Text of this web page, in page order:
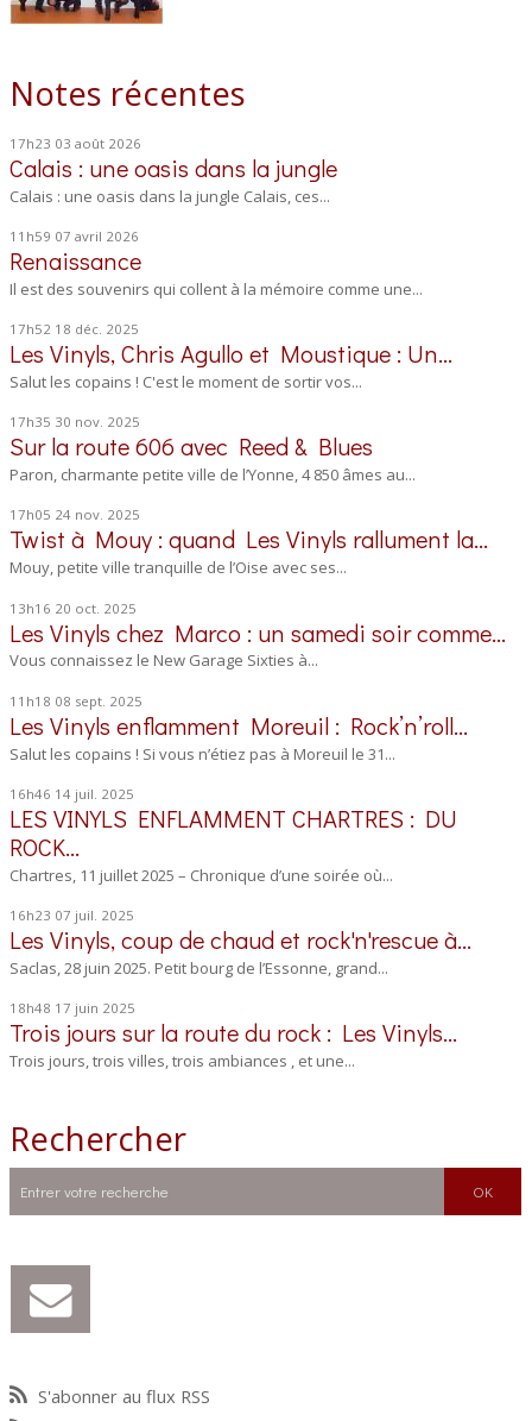
Notes récentes
17h23 03 août 2026
Calais : une oasis dans la jungle
Calais : une oasis dans la jungle Calais, ces...
11h59 07 avril 2026
Renaissance
Il est des souvenirs qui collent à la mémoire comme une...
17h52 18 déc. 2025
Les Vinyls, Chris Agullo et Moustique : Un...
Salut les copains ! C'est le moment de sortir vos...
17h35 30 nov. 2025
Sur la route 606 avec Reed & Blues
Paron, charmante petite ville de l’Yonne, 4 850 âmes au...
17h05 24 nov. 2025
Twist à Mouy : quand Les Vinyls rallument la...
Mouy, petite ville tranquille de l’Oise avec ses...
13h16 20 oct. 2025
Les Vinyls chez Marco : un samedi soir comme...
Vous connaissez le New Garage Sixties à...
11h18 08 sept. 2025
Les Vinyls enflamment Moreuil : Rock’n’roll...
Salut les copains ! Si vous n’étiez pas à Moreuil le 31...
16h46 14 juil. 2025
LES VINYLS ENFLAMMENT CHARTRES : DU
ROCK...
Chartres, 11 juillet 2025 – Chronique d’une soirée où...
16h23 07 juil. 2025
Les Vinyls, coup de chaud et rock'n'rescue à...
Saclas, 28 juin 2025. Petit bourg de l’Essonne, grand...
18h48 17 juin 2025
Trois jours sur la route du rock : Les Vinyls...
Trois jours, trois villes, trois ambiances , et une...
Rechercher
S'abonner au flux RSS